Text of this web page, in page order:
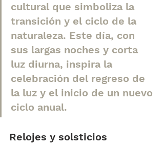
cultural que simboliza la
transición y el ciclo de la
naturaleza. Este día, con
sus largas noches y corta
luz diurna, inspira la
celebración del regreso de
la luz y el inicio de un nuevo
ciclo anual.
Relojes y solsticios